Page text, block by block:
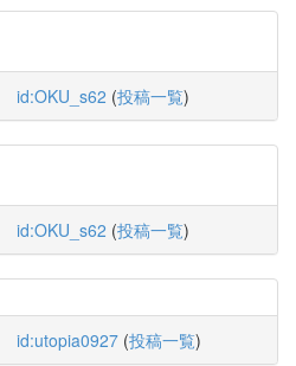
id:OKU_s62 (投稿一覧)
id:OKU_s62 (投稿一覧)
id:utopia0927 (投稿一覧)